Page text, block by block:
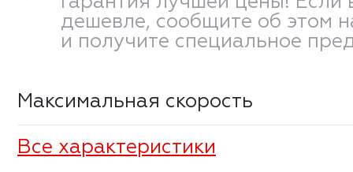
дешевле, сообщите об этом
и получите специальное
Максимальная скорость
Все характеристики